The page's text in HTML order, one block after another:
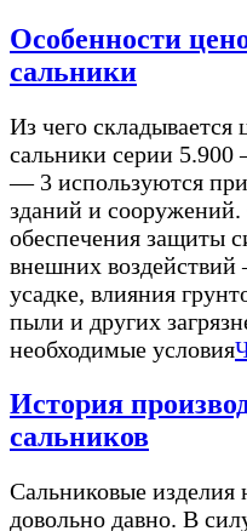
Особенности
сальники
Из чего
сальники серии
— 3 используются
зданий и
обеспечения защиты
внешних воздействий
усадке, влияния
пыли и других
необходимые условия
История
сальников
Сальниковые изделия
довольно давно. В